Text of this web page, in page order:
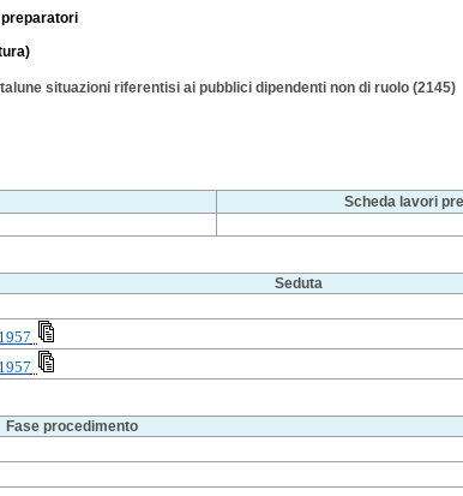
preparatori
situazioni riferentisi ai pubblici dipendenti non di ruolo (2145)
Scheda lavori
Seduta
Fase procedimento